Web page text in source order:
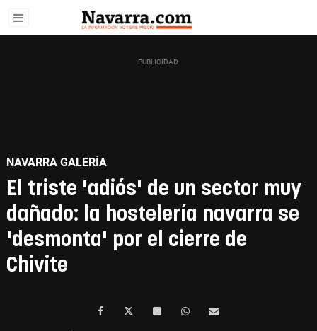
NAVARRA GALERÍA
El triste 'adiós' de un sector muy
dañado: la hostelería navarra se
'desmonta' por el cierre de
Chivite